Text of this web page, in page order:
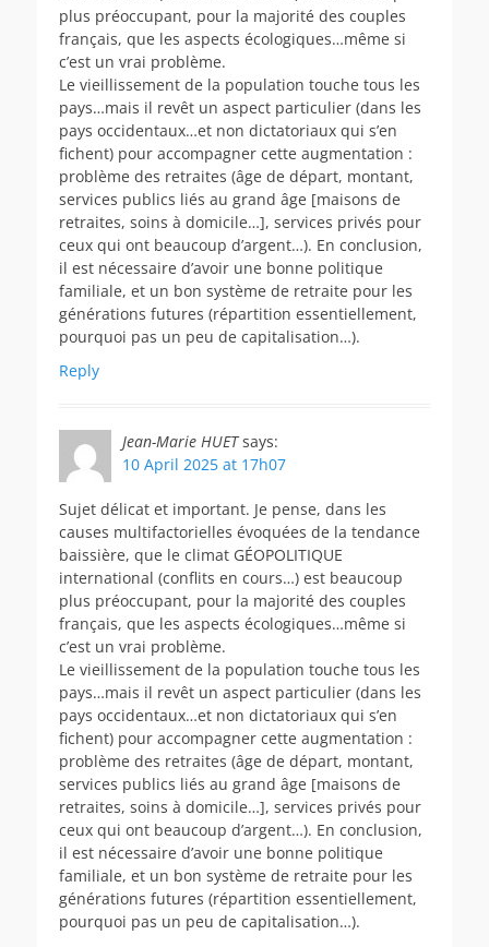
plus préoccupant, pour la majorité des couples
français, que les aspects écologiques…même si
c’est un vrai problème.
Le vieillissement de la population touche tous les
pays…mais il revêt un aspect particulier (dans les
pays occidentaux…et non dictatoriaux qui s’en
fichent) pour accompagner cette augmentation :
problème des retraites (âge de départ, montant,
services publics liés au grand âge [maisons de
retraites, soins à domicile…], services privés pour
ceux qui ont beaucoup d’argent…). En conclusion,
il est nécessaire d’avoir une bonne politique
familiale, et un bon système de retraite pour les
générations futures (répartition essentiellement,
pourquoi pas un peu de capitalisation…).
Reply
Jean-Marie HUET says:
10 April 2025 at 17h07
Sujet délicat et important. Je pense, dans les
causes multifactorielles évoquées de la tendance
baissière, que le climat GÉOPOLITIQUE
international (conflits en cours…) est beaucoup
plus préoccupant, pour la majorité des couples
français, que les aspects écologiques…même si
c’est un vrai problème.
Le vieillissement de la population touche tous les
pays…mais il revêt un aspect particulier (dans les
pays occidentaux…et non dictatoriaux qui s’en
fichent) pour accompagner cette augmentation :
problème des retraites (âge de départ, montant,
services publics liés au grand âge [maisons de
retraites, soins à domicile…], services privés pour
ceux qui ont beaucoup d’argent…). En conclusion,
il est nécessaire d’avoir une bonne politique
familiale, et un bon système de retraite pour les
générations futures (répartition essentiellement,
pourquoi pas un peu de capitalisation…).